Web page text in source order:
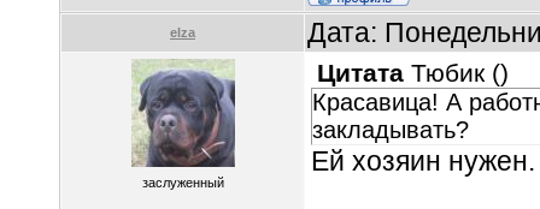
elza Дата:
заслуженный
Цитата Тюбик ()
Красавица! А
закладывать?
Ей хозяин нужен.